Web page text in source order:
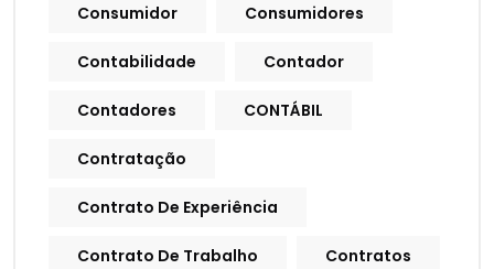
Consumidor Consumidores
Contabilidade Contador
Contadores CONTÁBIL
Contratação
Contrato De Experiência
Contrato De Trabalho Contratos